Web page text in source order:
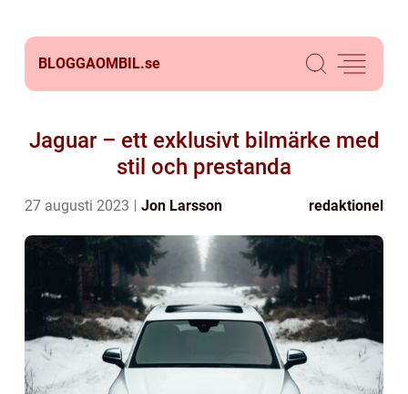
BLOGGAOMBIL.se
Jaguar – ett exklusivt bilmärke med
stil och prestanda
27 augusti 2023 Jon Larsson redaktionel